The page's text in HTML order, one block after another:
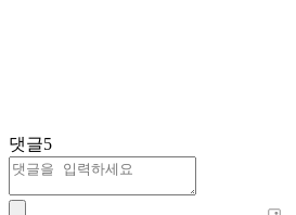
댓글5